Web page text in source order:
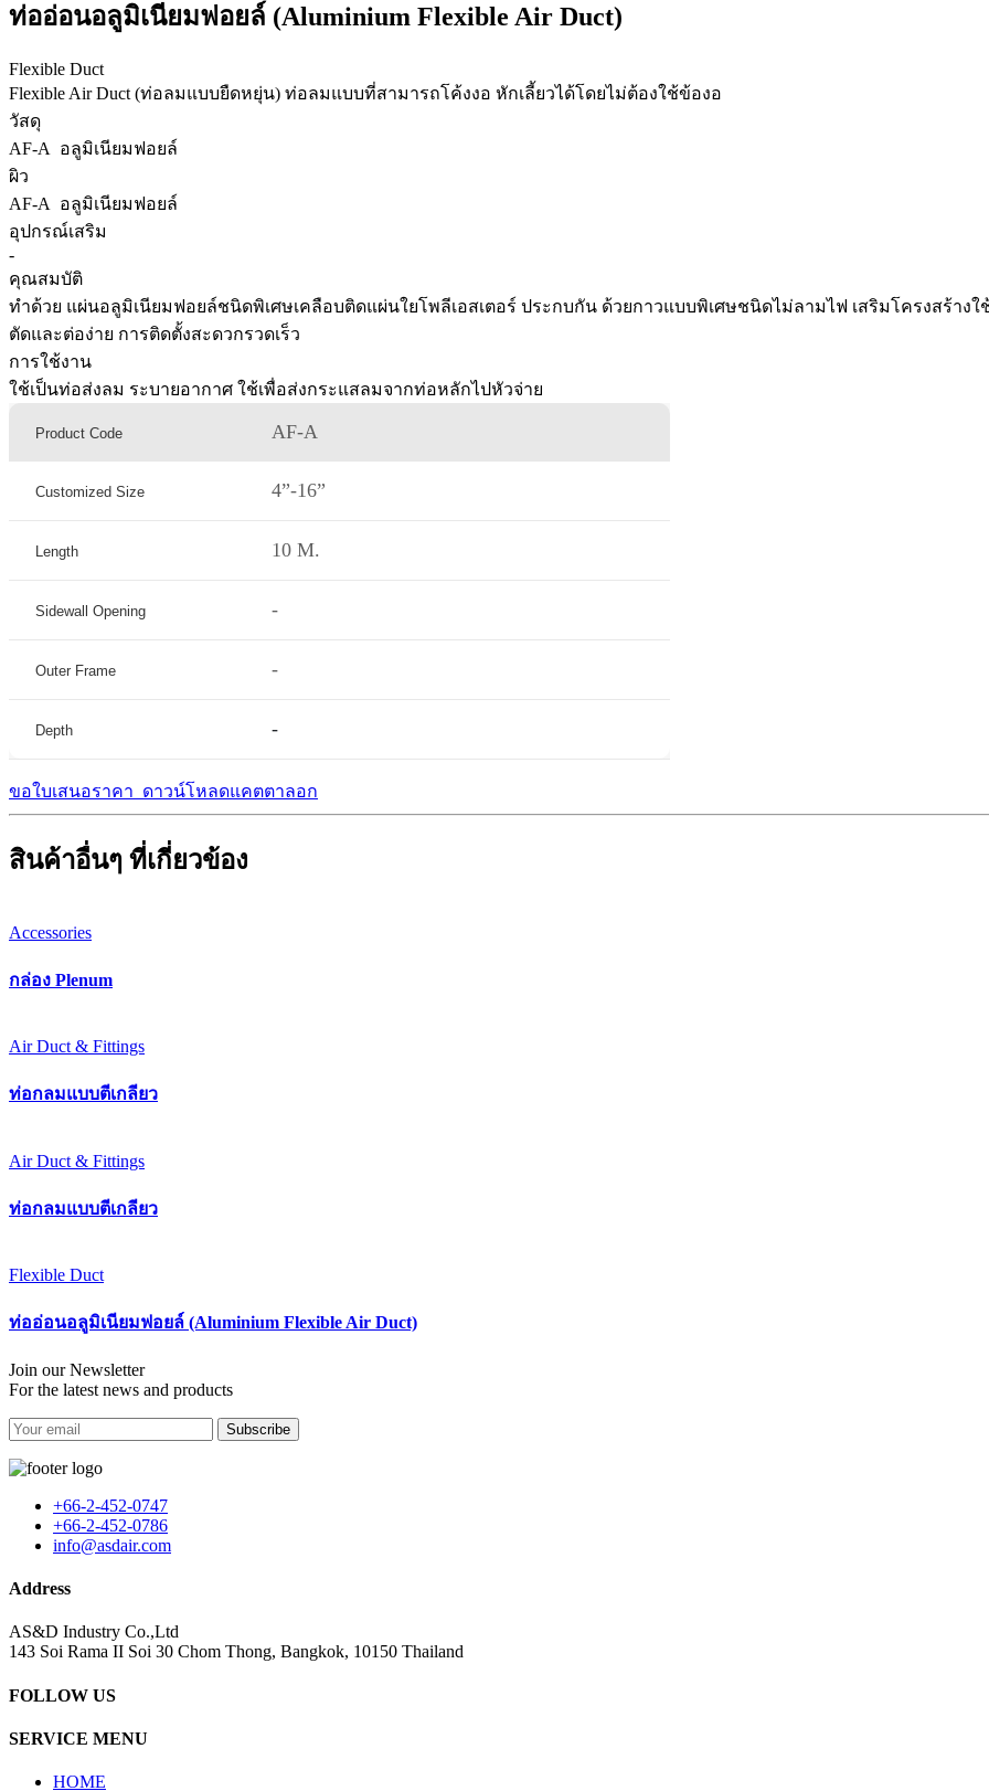
ท่ออ่อนอลูมิเนียมฟอยล์ (Aluminium Flexible Air Duct)
Flexible Duct
Flexible Air Duct (ท่อลมแบบยืดหยุ่น) ท่อลมแบบที่สามารถโค้งงอ หักเลี้ยวได้โดยไม่ต้องใช้ข้องอ
วัสดุ
AF-A อลูมิเนียมฟอยล์
ผิว
AF-A อลูมิเนียมฟอยล์
อุปกรณ์เสริม
-
คุณสมบัติ
ทำด้วย แผ่นอลูมิเนียมฟอยล์ชนิดพิเศษเคลือบติดแผ่นใยโพลีเอสเตอร์ ประกบกัน ด้วยกาวแบบพิเศษชนิดไม่ลามไฟ เสริมโครงสร้
ตัดและต่อง่าย การติดตั้งสะดวกรวดเร็ว
การใช้งาน
ใช้เป็นท่อส่งลม ระบายอากาศ ใช้เพื่อส่งกระแสลมจากท่อหลักไปหัวจ่าย
Product Code AF-A
Customized Size 4”-16”
Length 10 M.
Sidewall Opening -
Outer Frame -
Depth -
ขอใบเสนอราคา ดาวน์โหลดแคตตาลอก
สินค้าอื่นๆ ที่เกี่ยวข้อง
Accessories
กล่อง Plenum
Air Duct & Fittings
ท่อกลมแบบตีเกลียว
Air Duct & Fittings
ท่อกลมแบบตีเกลียว
Flexible Duct
ท่ออ่อนอลูมิเนียมฟอยล์ (Aluminium Flexible Air Duct)
Join our Newsletter
For the latest news and products
Subscribe
+66-2-452-0747
+66-2-452-0786
info@asdair.com
Address
AS&D Industry Co.,Ltd
143 Soi Rama II Soi 30 Chom Thong, Bangkok, 10150 Thailand
FOLLOW US
SERVICE MENU
HOME